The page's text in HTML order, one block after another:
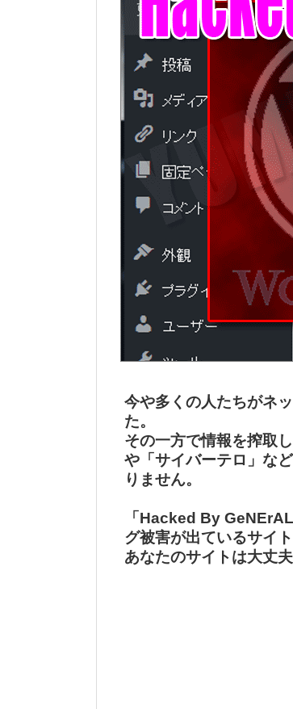
今や多くの人たちがネ
た。
その一方で情報を搾取
や「サイバーテロ」な
りません。
「Hacked By
グ被害が出ているサイ
あなたのサイトは大丈